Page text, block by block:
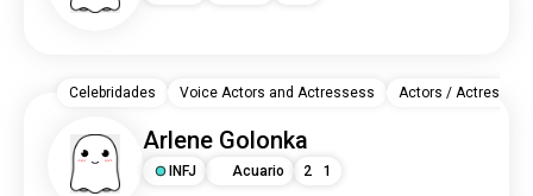
Arlene Golonka
INFJ Acuario 2 1
Celebridades Voice Actors and Actressess Actors / Actresses